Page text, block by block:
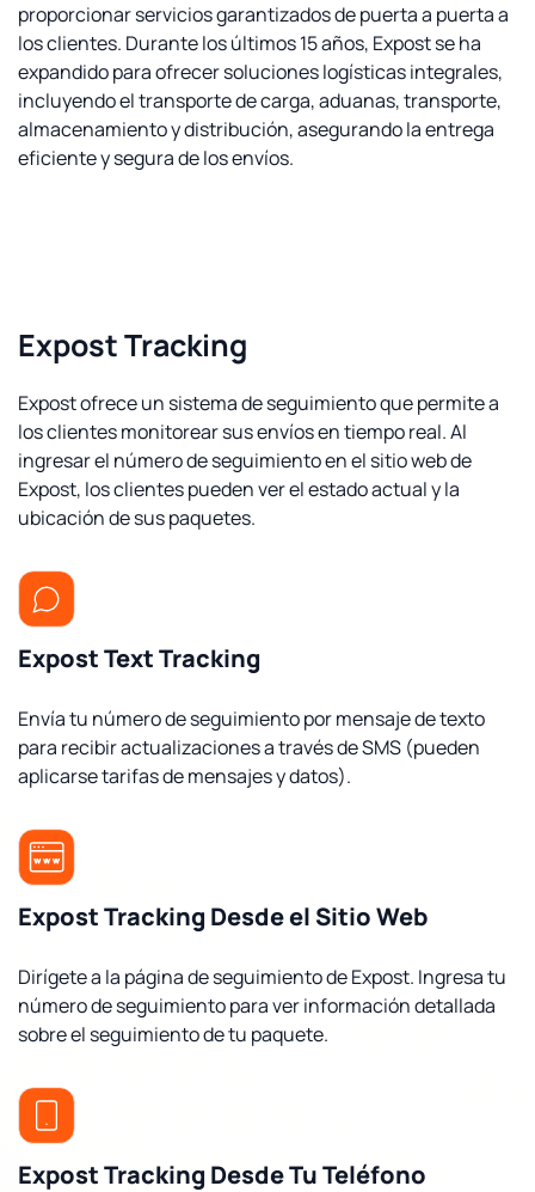
proporcionar servicios garantizados de puerta a puerta a
los clientes. Durante los últimos 15 años, Expost se ha
expandido para ofrecer soluciones logísticas integrales,
incluyendo el transporte de carga, aduanas, transporte,
almacenamiento y distribución, asegurando la entrega
eficiente y segura de los envíos.
Expost Tracking
Expost ofrece un sistema de seguimiento que permite a
los clientes monitorear sus envíos en tiempo real. Al
ingresar el número de seguimiento en el sitio web de
Expost, los clientes pueden ver el estado actual y la
ubicación de sus paquetes.
Expost Text Tracking
Envía tu número de seguimiento por mensaje de texto
para recibir actualizaciones a través de SMS (pueden
aplicarse tarifas de mensajes y datos).
Expost Tracking Desde el Sitio Web
Dirígete a la página de seguimiento de Expost. Ingresa tu
número de seguimiento para ver información detallada
sobre el seguimiento de tu paquete.
Expost Tracking Desde Tu Teléfono